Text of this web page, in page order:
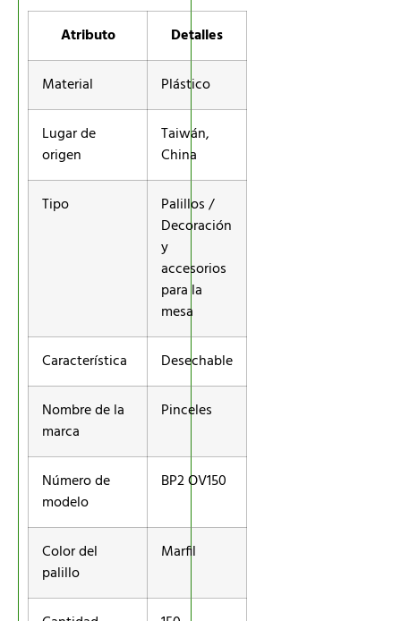
Atributo Detalles
Material Plástico
Lugar de
origen
Taiwán,
China
Tipo
Palillos /
Decoración
y
accesorios
para la
mesa
Característica Desechable
Nombre de la
marca
Pinceles
Número de
modelo
BP2 OV150
Color del
palillo
Marfil